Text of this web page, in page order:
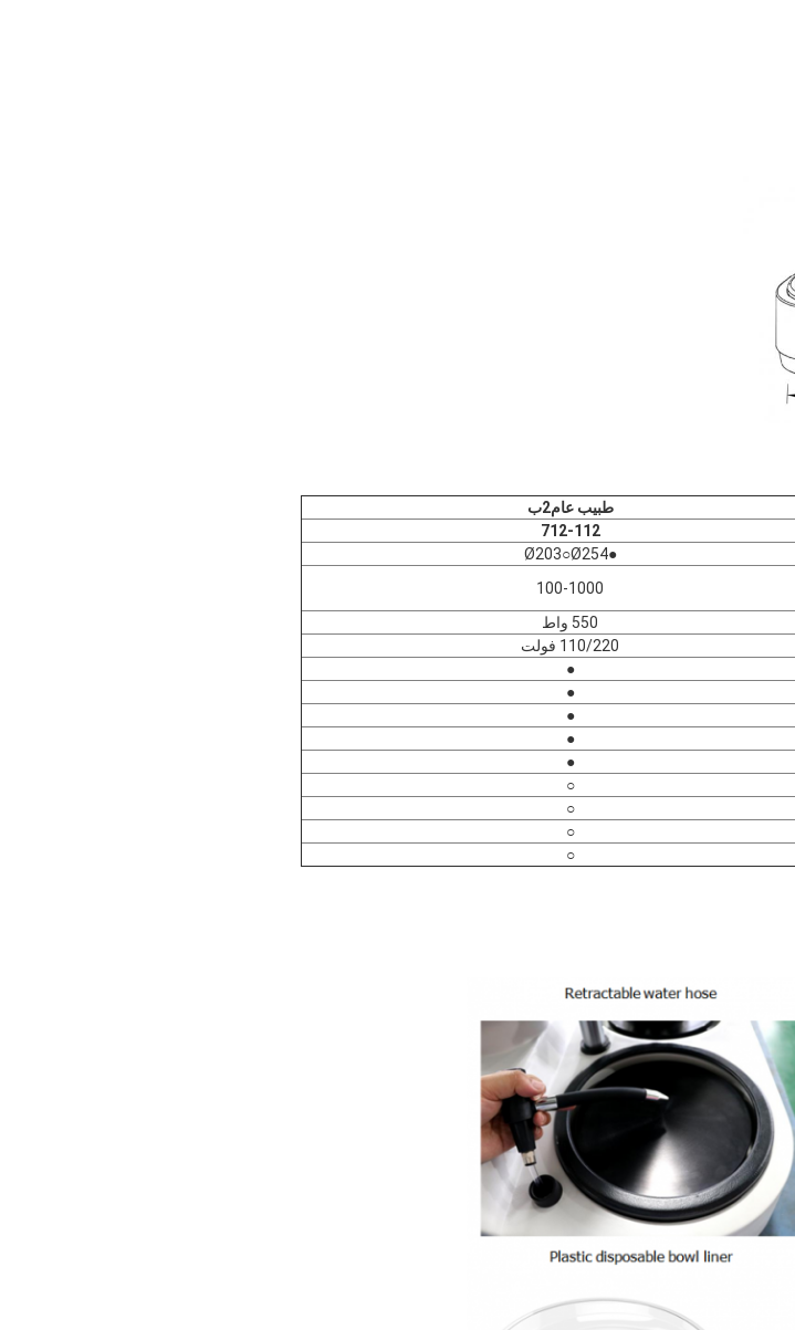
طبيب عام2ب
712-1 1 2
●Ø203○Ø254
100-1000
550 واط
110/220 فولت
●
●
●
●
●
○
○
○
○